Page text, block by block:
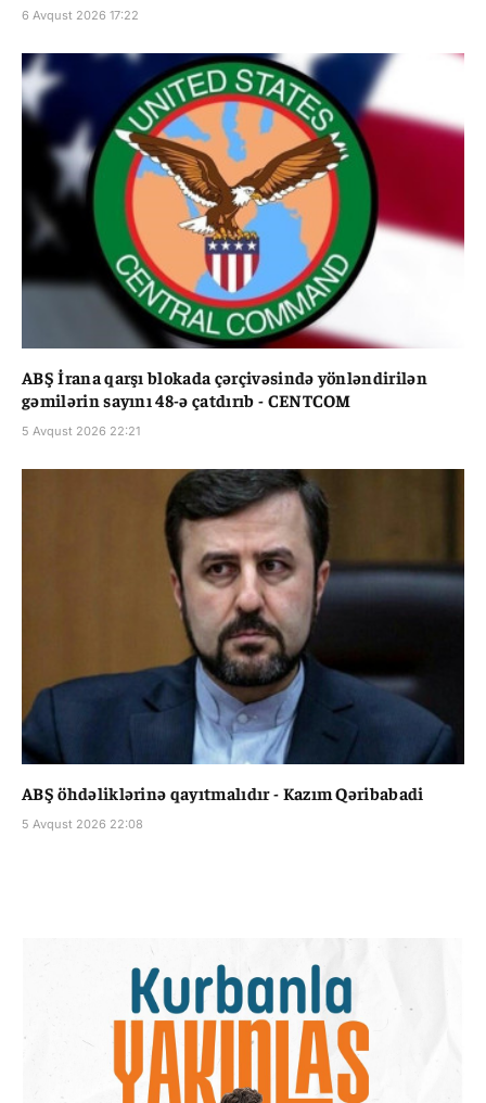
6 Avqust 2026 17:22
ABŞ İrana qarşı blokada çərçivəsində yönləndirilən
gəmilərin sayını 48-ə çatdırıb - CENTCOM
5 Avqust 2026 22:21
ABŞ öhdəliklərinə qayıtmalıdır - Kazım Qəribabadi
5 Avqust 2026 22:08